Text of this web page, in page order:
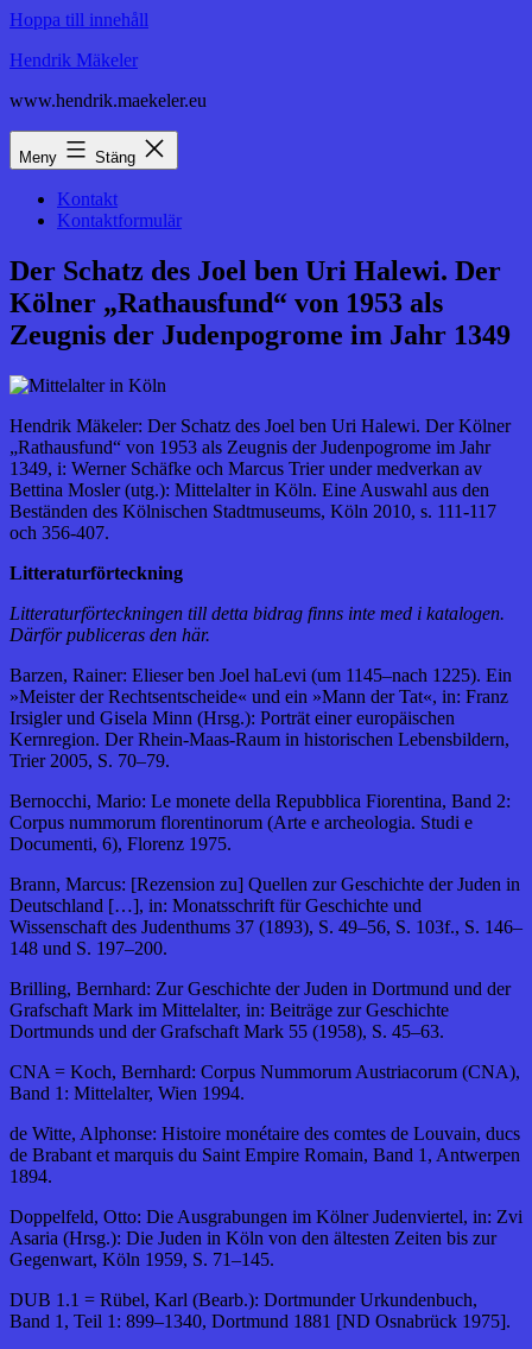
Hoppa till innehåll
Hendrik Mäkeler
www.hendrik.maekeler.eu
Meny Stäng
Kontakt
Kontaktformulär
Der Schatz des Joel ben Uri Halewi. Der
Kölner „Rathausfund“ von 1953 als
Zeugnis der Judenpogrome im Jahr 1349
Hendrik Mäkeler: Der Schatz des Joel ben Uri Halewi. Der Kölner
„Rathausfund“ von 1953 als Zeugnis der Judenpogrome im Jahr
1349, i: Werner Schäfke och Marcus Trier under medverkan av
Bettina Mosler (utg.): Mittelalter in Köln. Eine Auswahl aus den
Beständen des Kölnischen Stadtmuseums, Köln 2010, s. 111-117
och 356-407.
Litteraturförteckning
Litteraturförteckningen till detta bidrag finns inte med i katalogen.
Därför publiceras den här.
Barzen, Rainer: Elieser ben Joel haLevi (um 1145–nach 1225). Ein
»Meister der Rechtsentscheide« und ein »Mann der Tat«, in: Franz
Irsigler und Gisela Minn (Hrsg.): Porträt einer europäischen
Kernregion. Der Rhein-Maas-Raum in historischen Lebensbildern,
Trier 2005, S. 70–79.
Bernocchi, Mario: Le monete della Repubblica Fiorentina, Band 2:
Corpus nummorum florentinorum (Arte e archeologia. Studi e
Documenti, 6), Florenz 1975.
Brann, Marcus: [Rezension zu] Quellen zur Geschichte der Juden in
Deutschland […], in: Monatsschrift für Geschichte und
Wissenschaft des Judenthums 37 (1893), S. 49–56, S. 103f., S. 146–
148 und S. 197–200.
Brilling, Bernhard: Zur Geschichte der Juden in Dortmund und der
Grafschaft Mark im Mittelalter, in: Beiträge zur Geschichte
Dortmunds und der Grafschaft Mark 55 (1958), S. 45–63.
CNA = Koch, Bernhard: Corpus Nummorum Austriacorum (CNA),
Band 1: Mittelalter, Wien 1994.
de Witte, Alphonse: Histoire monétaire des comtes de Louvain, ducs
de Brabant et marquis du Saint Empire Romain, Band 1, Antwerpen
1894.
Doppelfeld, Otto: Die Ausgrabungen im Kölner Judenviertel, in: Zvi
Asaria (Hrsg.): Die Juden in Köln von den ältesten Zeiten bis zur
Gegenwart, Köln 1959, S. 71–145.
DUB 1.1 = Rübel, Karl (Bearb.): Dortmunder Urkundenbuch,
Band 1, Teil 1: 899–1340, Dortmund 1881 [ND Osnabrück 1975].